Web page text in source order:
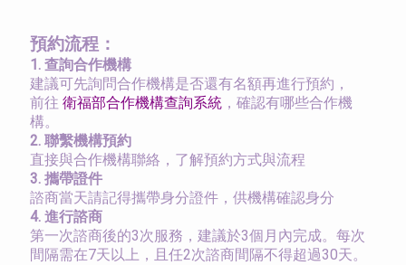
預約流程：
1. 查詢合作機構
建議可先詢問合作機構是否還有名額再進行預約，
前往 衛福部合作機構查詢系統，確認有哪些合作機
構。
2. 聯繫機構預約
直接與合作機構聯絡，了解預約方式與流程
3. 攜帶證件
諮商當天請記得攜帶身分證件，供機構確認身分
4. 進行諮商
第一次諮商後的3次服務，建議於3個月內完成。每次
間隔需在7天以上，且任2次諮商間隔不得超過30天。